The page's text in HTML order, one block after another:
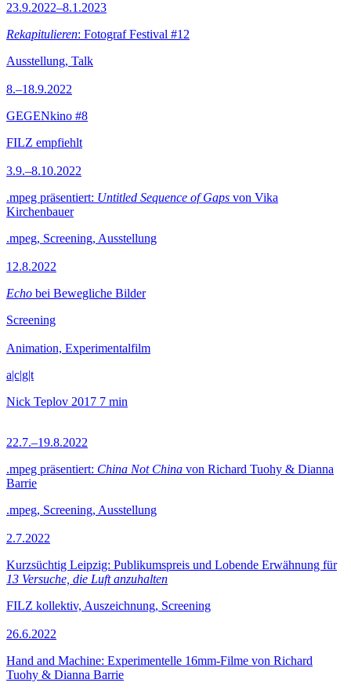
23.9.2022–8.1.2023
Rekapitulieren: Fotograf Festival #12
Ausstellung, Talk
8.–18.9.2022
GEGENkino #8
FILZ empfiehlt
3.9.–8.10.2022
.mpeg präsentiert: Untitled Sequence of Gaps von Vika
Kirchenbauer
.mpeg, Screening, Ausstellung
12.8.2022
Echo bei Bewegliche Bilder
Screening
Animation, Experimentalfilm
a|c|g|t
Nick Teplov 2017 7 min
22.7.–19.8.2022
.mpeg präsentiert: China Not China von Richard Tuohy & Dianna
Barrie
.mpeg, Screening, Ausstellung
2.7.2022
Kurzsüchtig Leipzig: Publikumspreis und Lobende Erwähnung für
13 Versuche, die Luft anzuhalten
FILZ kollektiv, Auszeichnung, Screening
26.6.2022
Hand and Machine: Experimentelle 16mm-Filme von Richard
Tuohy & Dianna Barrie